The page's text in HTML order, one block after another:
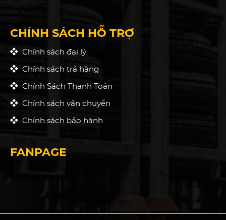
CHÍNH SÁCH HỖ TRỢ
Chính sách đại lý
Chính sách trả hàng
Chính Sách Thanh Toán
Chính sách vận chuyển
Chính sách bảo hành
FANPAGE